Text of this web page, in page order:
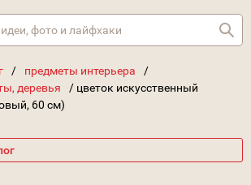
/ предметы интерьера
/
деревья
/ цветок искусственный
60 см)